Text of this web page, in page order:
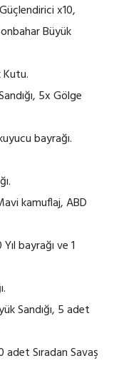
x10,
Büyük
Kutu.
5x Gölge
bayrağı.
kamuflaj, ABD
bayrağı ve 1
Sandığı, 5 adet
adet Sıradan Savaş